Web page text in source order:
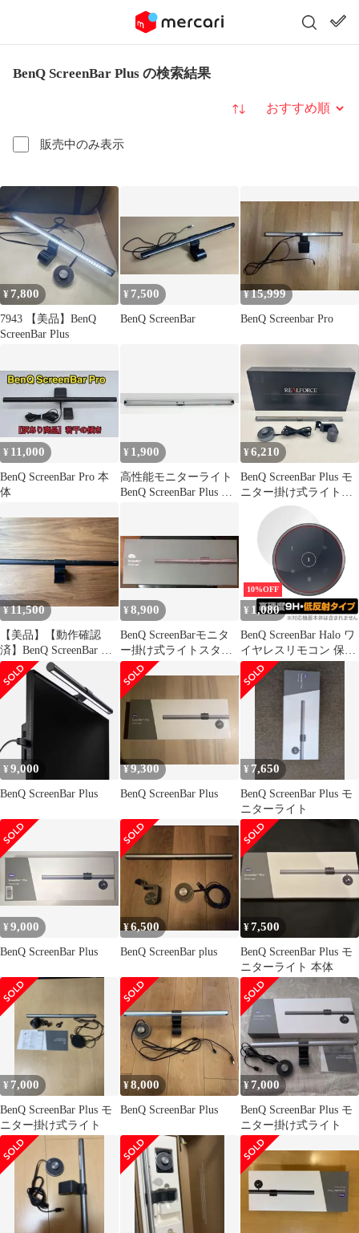
BenQ ScreenBar Plus の検索結果
販売中のみ表示
並び替え
¥7,800
7943 【美品】BenQ
ScreenBar Plus
¥ 7,500
BenQ ScreenBar
¥15,999
BenQ Screenbar Pro
¥ 11,000
BenQ ScreenBar Pro 本
体
¥ 1,900
高性能モニターライト
BenQ ScreenBar Plus ラ
¥6,210
BenQ ScreenBar Plus モ
ニター掛け式ライトス
クリーンバー プラス [
デスクライト monitor
lamp]【HNo.5950】
¥11,500
【美品】【動作確認
済】BenQ ScreenBar ス
クリーンバー LED
¥8,900
BenQ ScreenBarモニタ
ー掛け式ライトスタン
ダードモデル
10%OFF
¥ 1,080
BenQ ScreenBar Halo ワ
イヤレスリモコン 保護
フィルム OverLay 9H
Plus ベンキュー 9H 高
硬度 反射防止
¥9,000
BenQ ScreenBar Plus
¥9,300
BenQ ScreenBar Plus
¥ 7,650
BenQ ScreenBar Plus モ
ニターライト
¥9,000
BenQ ScreenBar Plus
¥6,500
BenQ ScreenBar plus
¥7,500
BenQ ScreenBar Plus モ
ニターライト 本体
¥ 7,000
BenQ ScreenBar Plus モ
ニター掛け式ライト
¥8,000
BenQ ScreenBar Plus
¥7,000
BenQ ScreenBar Plus モ
ニター掛け式ライト